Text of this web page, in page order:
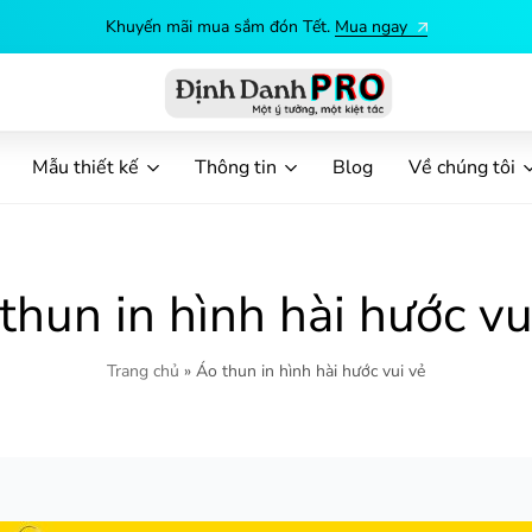
Khuyến mãi mua sắm đón Tết.Mua ngay
Danh
vụ
cầu
Mẫu thiết kế Thông tin Blog Về chúng tôi
in hình hài hước
Trang chủ » Áo thun in hình hài hước vui vẻ